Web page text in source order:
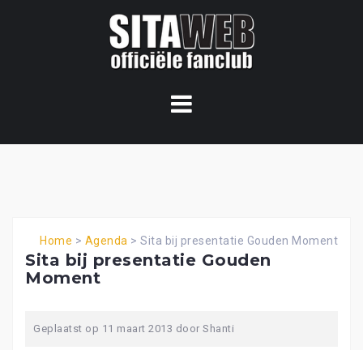
Home > Agenda > Sita bij presentatie Gouden Moment
Sita bij presentatie Gouden
Moment
Geplaatst op 11 maart 2013 door Shanti